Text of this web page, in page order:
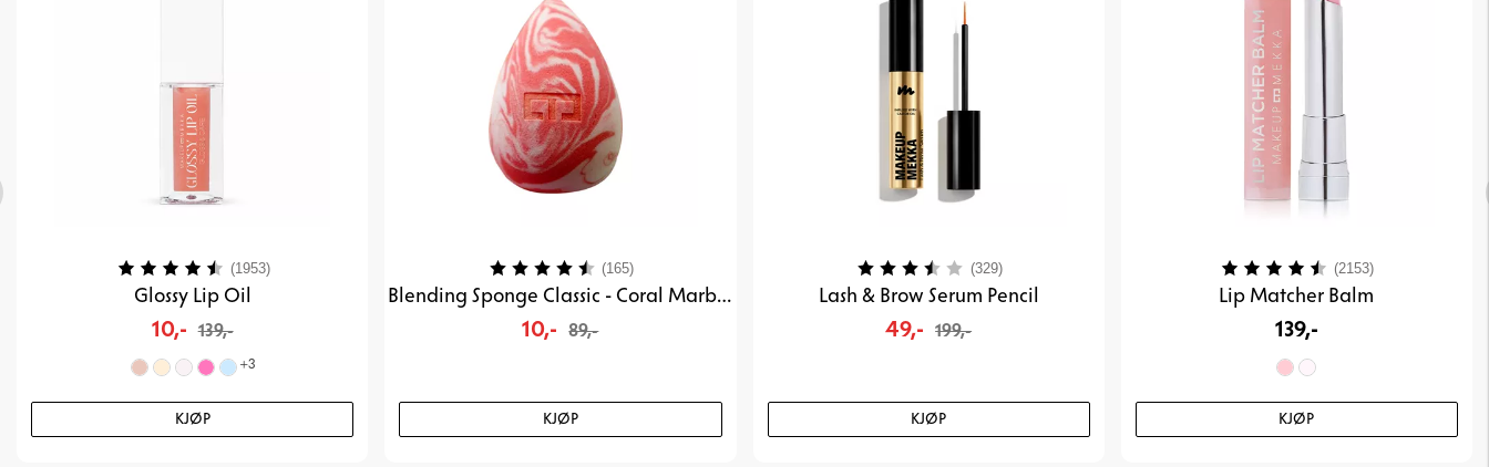
Glossy Lip Oil
10,- 139,-
+3
KJØP
Karakter: (1953)4.2 av 5 mulige
Blending Sponge Classic - Coral Marble
10,- 89,-
KJØP
Karakter: (165)
Lash & Brow Serum Pencil
49,- 199,-
KJØP
Karakter: (329)3.9 av 5 mulige
Lip Matcher Balm
139,-
KJØP
Karakter: (2153)